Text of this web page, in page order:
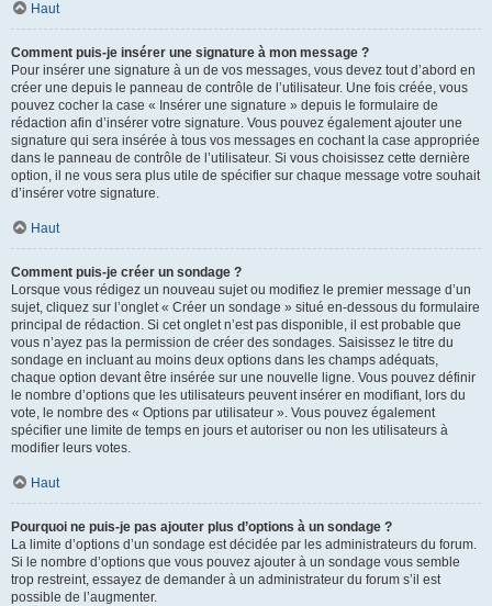
Haut
Comment puis-je insérer une signature à mon message ?
Pour insérer une signature à un de vos messages, vous devez tout d’abord en
créer une depuis le panneau de contrôle de l’utilisateur. Une fois créée, vous
pouvez cocher la case « Insérer une signature » depuis le formulaire de
rédaction afin d’insérer votre signature. Vous pouvez également ajouter une
signature qui sera insérée à tous vos messages en cochant la case appropriée
dans le panneau de contrôle de l’utilisateur. Si vous choisissez cette dernière
option, il ne vous sera plus utile de spécifier sur chaque message votre souhait
d’insérer votre signature.
Haut
Comment puis-je créer un sondage ?
Lorsque vous rédigez un nouveau sujet ou modifiez le premier message d’un
sujet, cliquez sur l’onglet « Créer un sondage » situé en-dessous du formulaire
principal de rédaction. Si cet onglet n’est pas disponible, il est probable que
vous n’ayez pas la permission de créer des sondages. Saisissez le titre du
sondage en incluant au moins deux options dans les champs adéquats,
chaque option devant être insérée sur une nouvelle ligne. Vous pouvez définir
le nombre d’options que les utilisateurs peuvent insérer en modifiant, lors du
vote, le nombre des « Options par utilisateur ». Vous pouvez également
spécifier une limite de temps en jours et autoriser ou non les utilisateurs à
modifier leurs votes.
Haut
Pourquoi ne puis-je pas ajouter plus d’options à un sondage ?
La limite d’options d’un sondage est décidée par les administrateurs du forum.
Si le nombre d’options que vous pouvez ajouter à un sondage vous semble
trop restreint, essayez de demander à un administrateur du forum s’il est
possible de l’augmenter.